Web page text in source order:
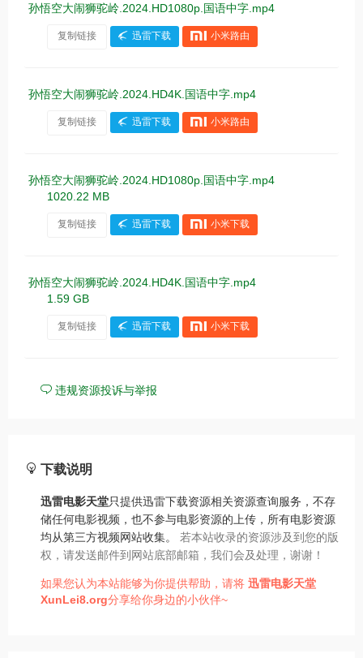
孙悟空大闹狮驼岭.2024.HD1080p.国语中字.mp4
复制链接 迅雷下载 小米路由
孙悟空大闹狮驼岭.2024.HD4K.国语中字.mp4
复制链接 迅雷下载 小米路由
孙悟空大闹狮驼岭.2024.HD1080p.国语中字.mp4
1020.22 MB
复制链接 迅雷下载 小米下载
孙悟空大闹狮驼岭.2024.HD4K.国语中字.mp4
1.59 GB
复制链接 迅雷下载 小米下载
违规资源投诉与举报
下载说明
迅雷电影天堂只提供迅雷下载资源相关资源查询服务，不存
储任何电影视频，也不参与电影资源的上传，所有电影资源
均从第三方视频网站收集。 若本站收录的资源涉及到您的版
权，请发送邮件到网站底部邮箱，我们会及处理，谢谢！
如果您认为本站能够为你提供帮助，请将 迅雷电影天堂
XunLei8.org分享给你身边的小伙伴~